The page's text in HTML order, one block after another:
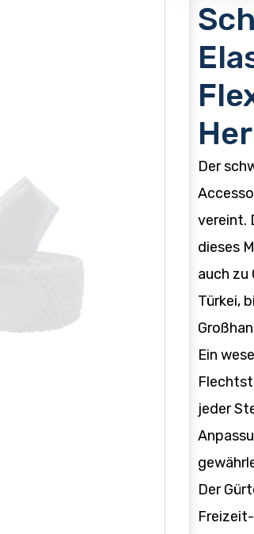
Der
vereint.
dieses
auch zu
Türkei,
Ein
jeder
Der